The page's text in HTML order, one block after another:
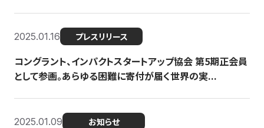
2025.01.16 プレスリリース
コングラント、インパクトスタートアップ協会 第5期正会員
として参画。あらゆる困難に寄付が届く世界の実...
2025.01.09 お知らせ